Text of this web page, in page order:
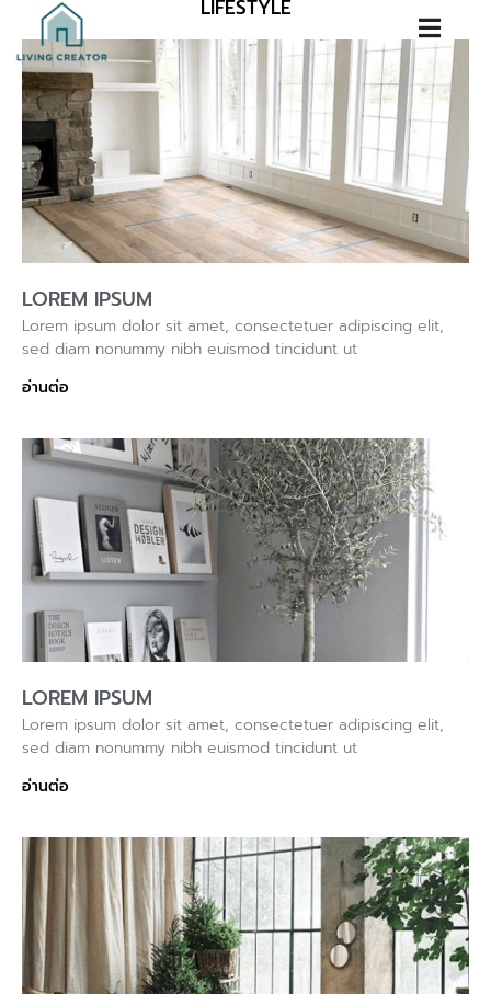
LIFESTYLE
LOREM IPSUM
Lorem ipsum dolor sit amet, consectetuer adipiscing elit,
sed diam nonummy nibh euismod tincidunt ut
อ่านต่อ
LOREM IPSUM
Lorem ipsum dolor sit amet, consectetuer adipiscing elit,
sed diam nonummy nibh euismod tincidunt ut
อ่านต่อ